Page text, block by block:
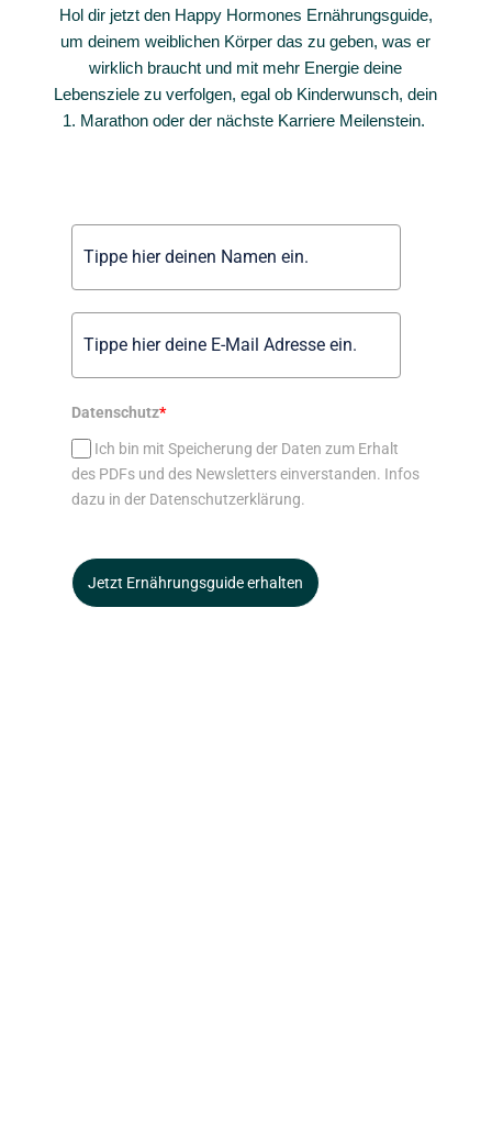
Hol dir jetzt den Happy Hormones Ernährungsguide,
um deinem weiblichen Körper das zu geben, was er
wirklich braucht und mit mehr Energie deine
Lebensziele zu verfolgen, egal ob Kinderwunsch, dein
1. Marathon oder der nächste Karriere Meilenstein.
Datenschutz*
Ich bin mit Speicherung der Daten zum Erhalt
des PDFs und des Newsletters einverstanden. Infos
dazu in der Datenschutzerklärung.
Jetzt Ernährungsguide erhalten